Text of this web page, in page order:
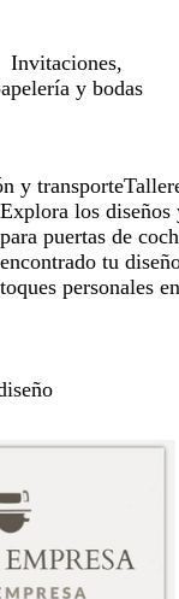
Invitaciones,
y bodas
y transporte
Explora los
para puertas de
encontrado tu
toques personales